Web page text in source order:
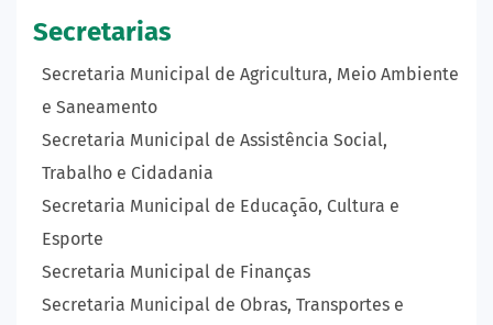
Secretarias
Secretaria Municipal de Agricultura, Meio Ambiente
e Saneamento
Secretaria Municipal de Assistência Social,
Trabalho e Cidadania
Secretaria Municipal de Educação, Cultura e
Esporte
Secretaria Municipal de Finanças
Secretaria Municipal de Obras, Transportes e